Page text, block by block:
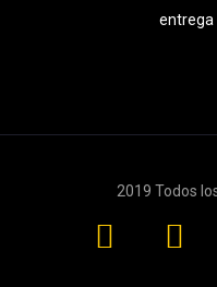
entrega
2019 Todos